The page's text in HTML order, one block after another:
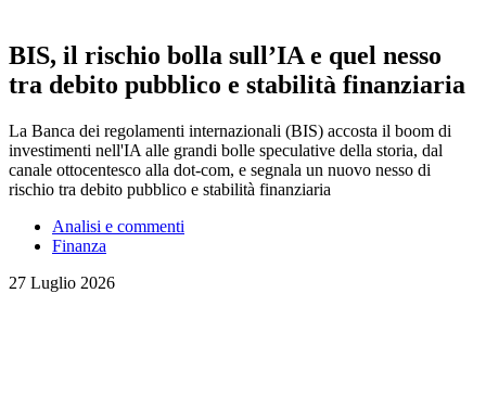
BIS, il rischio bolla sull’IA e quel nesso
tra debito pubblico e stabilità finanziaria
La Banca dei regolamenti internazionali (BIS) accosta il boom di
investimenti nell'IA alle grandi bolle speculative della storia, dal
canale ottocentesco alla dot-com, e segnala un nuovo nesso di
rischio tra debito pubblico e stabilità finanziaria
Analisi e commenti
Finanza
27 Luglio 2026